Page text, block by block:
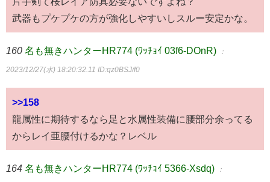
武器もプケプケの方が強化しやすいしスルー安定かな。
160 名も無きハンターHR774 (ﾜｯﾁｮｲ 03f6-DOnR) ：
2023/12/27(水) 18:20:32.11 ID:qz0BSJ/f0
>>158
龍属性に期待するなら足と水属性装備に腰部分余ってる
からレイ亜腰付けるかな？レベル
164 名も無きハンターHR774 (ﾜｯﾁｮｲ 5366-Xsdq) ：